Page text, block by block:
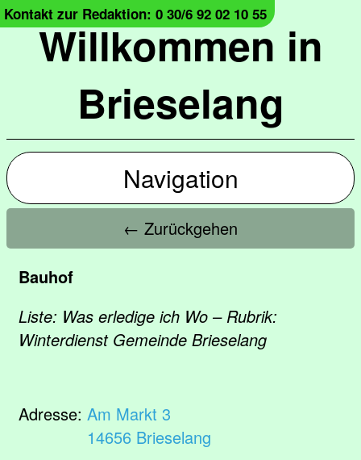
Willkommen in
Brieselang
Kontakt zur Redaktion: 0 30/6 92 02 10 55
Navigation
← Zurückgehen
Bauhof
Liste: Was erledige ich Wo – Rubrik:
Winterdienst Gemeinde Brieselang
Adresse: Am Markt 3
14656 Brieselang